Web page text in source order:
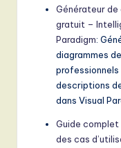
Générateur
gratuit –
Paradigm:
diagrammes
descriptions
dans Visual
Guide
des cas